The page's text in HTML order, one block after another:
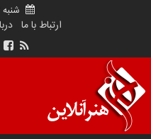
شنبه ۱۷ مرداد ۱۴۰۵
ارتباط با ما